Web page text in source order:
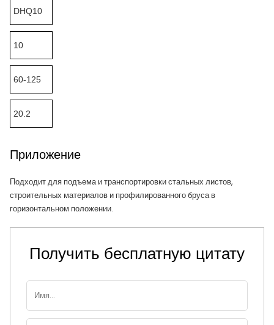
DHQ10
10
60-125
20.2
Приложение
Подходит для подъема и транспортировки стальных листов,
строительных материалов и профилированного бруса в
горизонтальном положении.
Получить бесплатную цитату